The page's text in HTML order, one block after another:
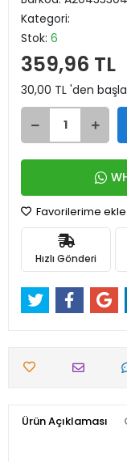
Kategori:
Stok: 6
359,96 TL
30,00 TL 'den
Favorilerime ekle
Hızlı Gönderi
Ürün Açıklaması